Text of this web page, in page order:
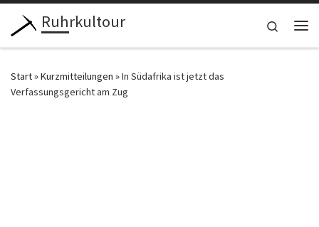
Zum Inhalt springen
Ruhrkultour
Search
Start»Kurzmitteilungen »In Südafrika ist jetzt das
Verfassungsgericht am Zug